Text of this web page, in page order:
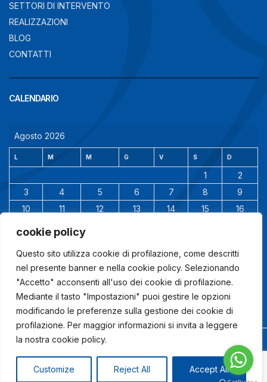
cookie policy
Questo sito utilizza cookie di profilazione, come descritti
nel presente banner e nella cookie policy. Selezionando
"Accetto" acconsenti all'uso dei cookie di profilazione.
Mediante il tasto "Impostazioni" puoi gestire le opzioni
modificando le preferenze sulla gestione dei cookie di
profilazione. Per maggior informazioni si invita a leggere
la nostra cookie policy.
Customize Reject All Accept All
SETTORI DI INTERVENTO
REALIZZAZIONI
BLOG
CONTATTI
CALENDARIO
Agosto 2026
L M M G V S D
1
2
3
4 5 6 7 8
9
10
11 12 13 14 15
16
31
www.lindaspano.com
COOKIE POLICY
DISABILITA COOKIE PRIVACY POLICY